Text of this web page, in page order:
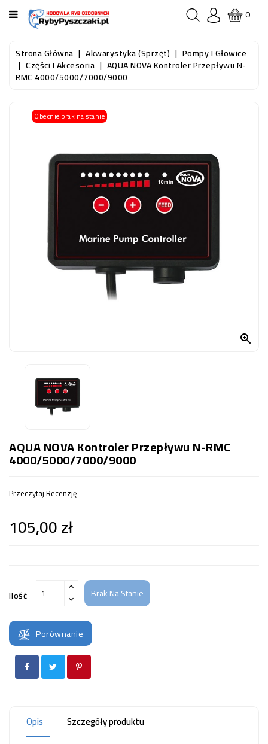
KATEGORIA
STRONA
GŁÓWNA
AKWARIOWE
WODNEGO
AKWARYSTYKA
(SPRZĘT)
0
Strona Główna Akwarystyka (sprzęt) Pompy I Głowice
Części I Akcesoria AQUA NOVA Kontroler Przepływu N-
RMC 4000/5000/7000/9000
Obecnie brak na stanie

AQUA NOVA Kontroler Przepływu N-RMC
4000/5000/7000/9000
Przeczytaj Recenzję
105,00 zł
Ilość Brak Na Stanie
Porównanie
Opis Szczegóły produktu